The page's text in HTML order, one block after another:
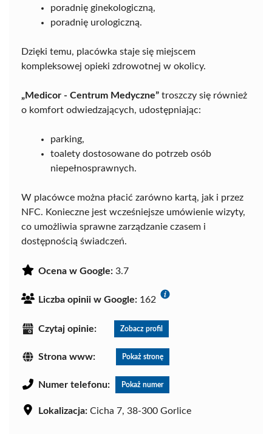
poradnię ginekologiczną,
poradnię urologiczną.
Dzięki temu, placówka staje się miejscem
kompleksowej opieki zdrowotnej w okolicy.
„Medicor - Centrum Medyczne” troszczy się również
o komfort odwiedzających, udostępniając:
parking,
toalety dostosowane do potrzeb osób
niepełnosprawnych.
W placówce można płacić zarówno kartą, jak i przez
NFC. Konieczne jest wcześniejsze umówienie wizyty,
co umożliwia sprawne zarządzanie czasem i
dostępnością świadczeń.
Ocena w Google: 3.7
Liczba opinii w Google: 162
Czytaj opinie: Zobacz profil
Strona www: Pokaż stronę
Numer telefonu: Pokaż numer
Lokalizacja: Cicha 7, 38-300 Gorlice